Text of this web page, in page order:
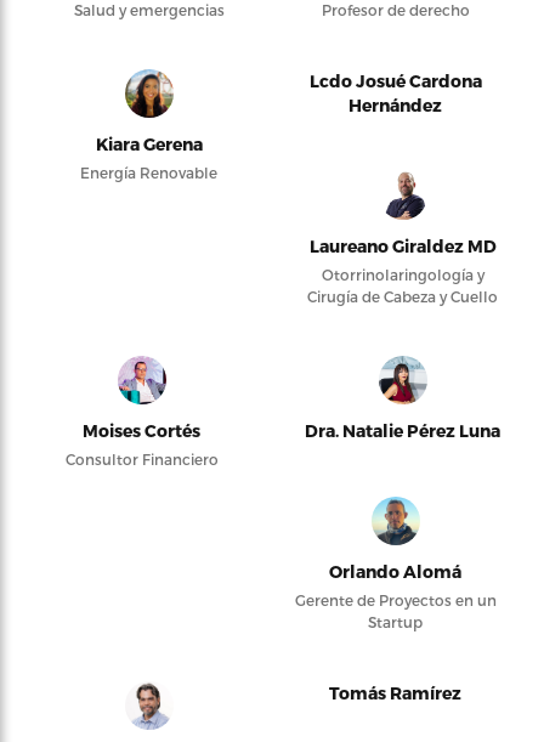
Salud y emergencias Profesor de derecho
Kiara Gerena
Energía Renovable
Lcdo Josué Cardona
Hernández
Laureano Giraldez MD
Otorrinolaringología y
Cirugía de Cabeza y Cuello
Moises Cortés
Consultor Financiero
Dra. Natalie Pérez Luna
Orlando Alomá
Gerente de Proyectos en un
Startup
Tomás Ramírez